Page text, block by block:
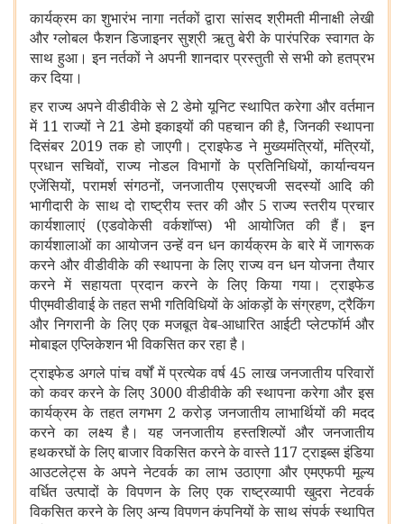
कार्यक्रम का शुभारंभ नागा नर्तकों द्वारा सांसद श्रीमती मीनाक्षी लेखी
और ग्लोबल फैशन डिजाइनर सुश्री ऋतु बेरी के पारंपरिक स्वागत के
साथ हुआ। इन नर्तकों ने अपनी शानदार प्रस्‍तुती से सभी को हतप्रभ
कर दिया।
हर राज्य अपने वीडीवीके से 2 डेमो यूनिट स्थापित करेगा और वर्तमान
में 11 राज्यों ने 21 डेमो इकाइयों की पहचान की है,जिनकी स्‍थापना
दिसंबर 2019 तक हो जाएगी। ट्राइफेड ने मुख्यमंत्रियों,मंत्रियों,
प्रधान सचिवों,राज्य नोडल विभागों के प्रतिनिधियों,कार्यान्वयन
एजेंसियों,परामर्श संगठनों,जनजातीय एसएचजी सदस्यों आदि की
भागीदारी के साथ दो राष्ट्रीय स्तर की और 5 राज्य स्तरीय प्रचार
कार्यशालाएं (एडवोकेसी वर्कशॉप्‍स) भी आयोजित की हैं। इन
कार्यशालाओं का आयोजन उन्हें वन धन कार्यक्रम के बारे में जागरूक
करने और वीडीवीके की स्थापना के लिए राज्य वन धन योजना तैयार
करने में सहायता प्रदान करने के लिए किया गया। ट्राइफेड
पीएमवीडीवाईकेतहत सभी गतिविधियों के आंकड़ों के संग्रहण,ट्रैकिंग
और निगरानी के लिए एक मजबूत वेब-आधारित आईटी प्लेटफॉर्म और
मोबाइल एप्लिकेशन भी विकसित कर रहा है।
ट्राइफेड अगले पांच वर्षों में प्रत्येक वर्ष 45 लाख जनजातीय परिवारों
को कवर करने के लिए 3000 वीडीवीके की स्थापना करेगा और इस
कार्यक्रम के तहत लगभग 2 करोड़ जनजातीय लाभार्थियों की मदद
करने का लक्ष्य है। यह जनजातीय हस्तशिल्पों और जनजातीय
हथकरघों के लिए बाजार विकसित करने के वास्‍ते 117 ट्राइब्स इंडिया
आउटलेट्स के अपने नेटवर्क का लाभ उठाएगा और एमएफपी मूल्य
वर्धित उत्पादों के विपणन के लिए एक राष्ट्रव्यापी खुदरा नेटवर्क
विकसित करने के लिए अन्य विपणन कंपनियों के साथ संपर्क स्‍थापित